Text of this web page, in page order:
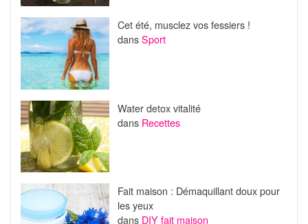
Cet été, musclez vos fessiers !
dansSport
Water detox vitalité
dans Recettes
Fait maison : Démaquillant doux pour
les yeux
dans DIY fait maison